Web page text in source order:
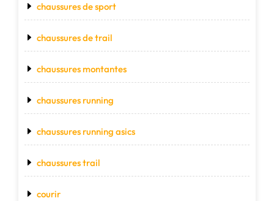
chaussures de sport
chaussures de trail
chaussures montantes
chaussures running
chaussures running asics
chaussures trail
courir